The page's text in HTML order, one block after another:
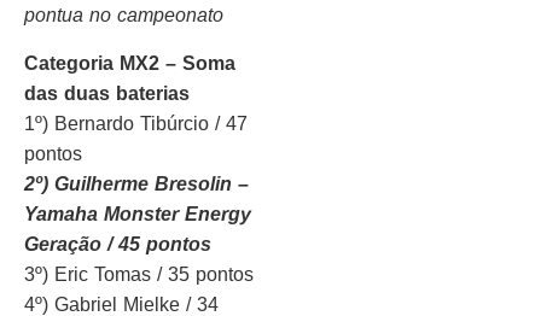
pontua no campeonato
Categoria MX2 – Soma
das duas baterias
1º) Bernardo Tibúrcio / 47
pontos
2º) Guilherme Bresolin –
Yamaha Monster Energy
Geração / 45 pontos
3º) Eric Tomas / 35 pontos
4º) Gabriel Mielke / 34